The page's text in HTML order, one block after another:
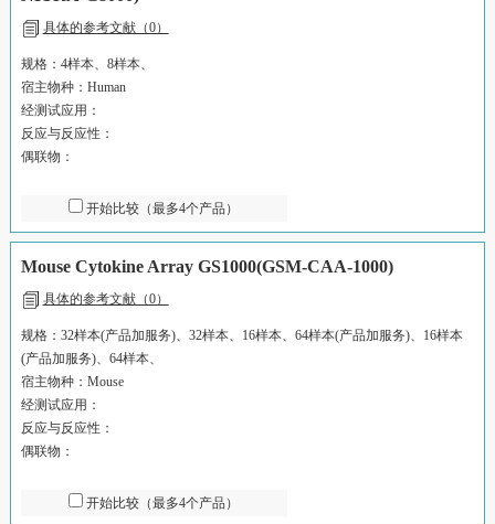
具体的参考文献（0）
规格：4样本、8样本、
宿主物种：Human
经测试应用：
反应与反应性：
偶联物：
开始比较（最多4个产品）
Mouse Cytokine Array GS1000(GSM-CAA-1000)
具体的参考文献（0）
规格：32样本(产品加服务)、32样本、16样本、64样本(产品加服务)、16样本
(产品加服务)、64样本、
宿主物种：Mouse
经测试应用：
反应与反应性：
偶联物：
开始比较（最多4个产品）